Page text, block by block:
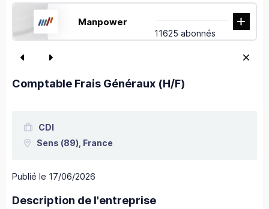
Manpower
11625 abonnés
Comptable Frais Généraux (H/F)
CDI
Sens (89), France
Publié le 17/06/2026
Description de l'entreprise